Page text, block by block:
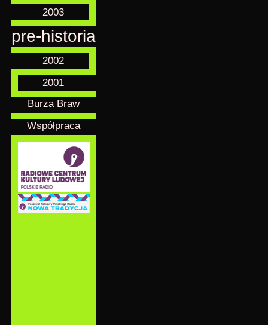
2003
pre-historia
2002
2001
Burza Braw
Współpraca